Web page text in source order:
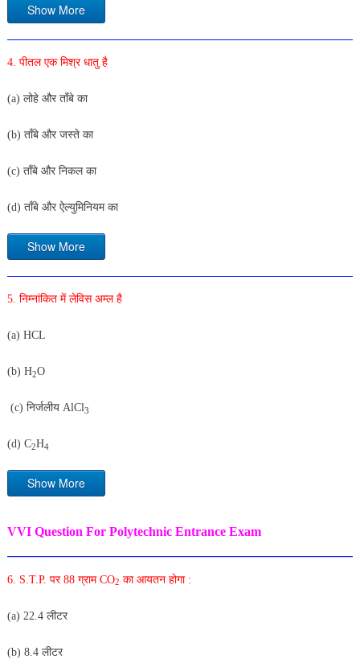
Show More
4. पीतल एक मिश्र धातु है
(a) लोहे और ताँबे का
(b) ताँबे और जस्ते का
(c) ताँबे और निकल का
(d) ताँबे और ऐल्युमिनियम का
Show More
5. निम्नांकित में लेविस अम्ल है
(a) HCL
(b) H2O
(c) निर्जलीय AlCl3
(d) C2H4
Show More
VVI Question For Polytechnic Entrance Exam
6. S.T.P. पर 88 ग्राम CO2 का आयतन होगा :
(a) 22.4 लीटर
(b) 8.4 लीटर